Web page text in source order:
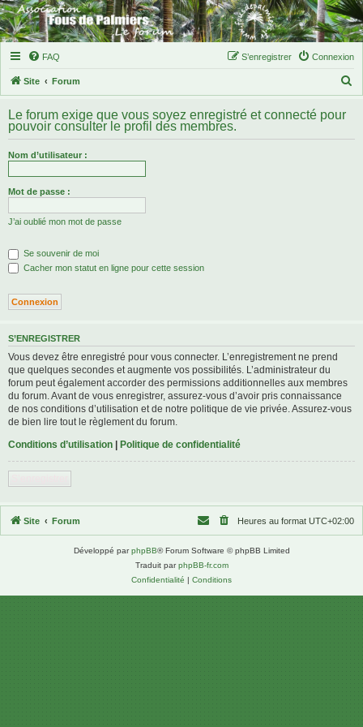
FAQ Connexion
S’enregistrer
Site Forum
h
Le forum exige que vous soyez enregistré et connecté pour
pouvoir consulter le profil des membres.
Nom d’utilisateur :
Mot de passe :
J’ai oublié mon mot de passe
Se souvenir de moi
Cacher mon statut en ligne pour cette session
S’ENREGISTRER
Vous devez être enregistré pour vous connecter. L’enregistrement ne prend
que quelques secondes et augmente vos possibilités. L’administrateur du
forum peut également accorder des permissions additionnelles aux membres
du forum. Avant de vous enregistrer, assurez-vous d’avoir pris connaissance
de nos conditions d’utilisation et de notre politique de vie privée. Assurez-vous
de bien lire tout le règlement du forum.
Conditions d’utilisation | Politique de confidentialité
Site Forum Heures au format UTC+02:00
Développé parphpBB® Forum Software © phpBB Limited
Traduit parphpBB-fr.com
Confidentialité | Conditions